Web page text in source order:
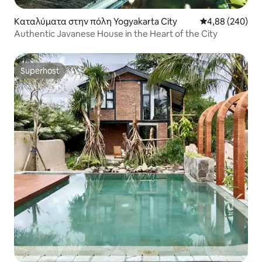
Καταλύματα στην πόλη Yogyakarta City Μέση
4,88 (240)
Authentic Javanese House in the Heart of the City
Superhost
Superhost